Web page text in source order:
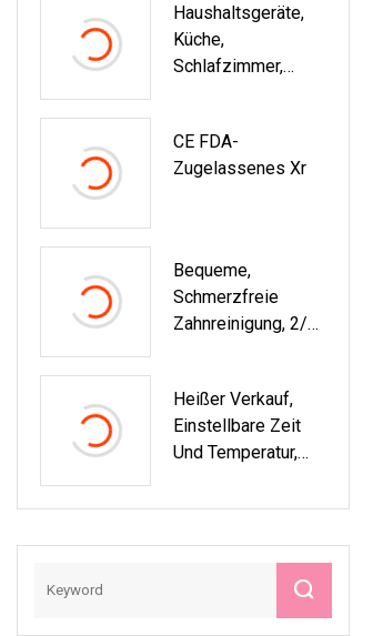
Haushaltsgeräte,
Küche,
Schlafzimmer,
Filter, UVC-
Luftreiniger Für
CE FDA-
Zugelassenes Xr
Bequeme,
Schmerzfreie
Zahnreinigung, 2/4-
Heißer Verkauf,
Einstellbare Zeit
Und Temperatur,
Massagegerät